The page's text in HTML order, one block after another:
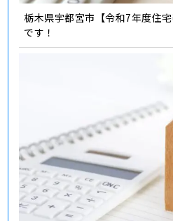
栃木県宇都宮市【令和7年度住
です！